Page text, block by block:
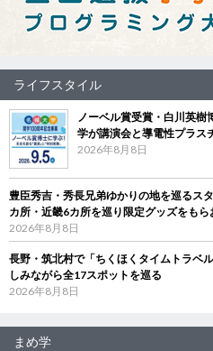
ライフスタイル
ノーベル賞受賞・白川英
学が講演会と導電性プラス
2026年8月8日
豊臣秀吉・秀長兄弟ゆかりの地を巡る
カ所・近畿6カ所を巡り限定グッズをもら
2026年8月8日
長野・筑北村で「ちくほくタイムトラベ
しみながら全17スポットを巡る
2026年8月8日
まめ学